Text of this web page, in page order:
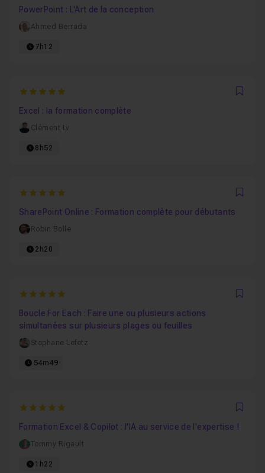
PowerPoint : L'Art de la conception
Ahmed Berrada
7h12
5
Excel : la formation complète
Clément Lv
8h52
5
SharePoint Online : Formation complète pour débutants
Robin Bolle
2h20
5
Boucle For Each : Faire une ou plusieurs actions
simultanées sur plusieurs plages ou feuilles
Stephane Lefetz
54m49
5
Formation Excel & Copilot : l'IA au service de l'expertise !
Tommy Rigault
1h22